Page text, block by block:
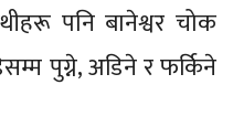
पनि बानेश्वर चोक
पुग्ने, अडिने र फर्किने